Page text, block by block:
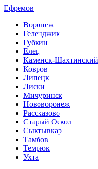
Ефремов
Воронеж
Геленджик
Губкин
Елец
Каменск-Шахтинский
Ковров
Липецк
Лиски
Мичуринск
Нововоронеж
Рассказово
Старый Оскол
Сыктывкар
Тамбов
Темрюк
Ухта